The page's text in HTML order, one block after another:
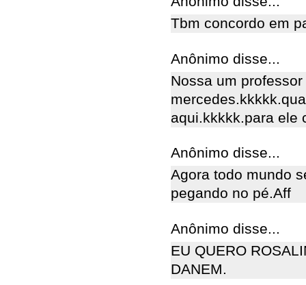
Tbm concordo em
Anônimo disse...
Nossa um
aqui.kkkkk.para ele
Anônimo disse...
Agora todo mundo
pegando no pé.Aff
Anônimo disse...
EU QUERO
DANEM.